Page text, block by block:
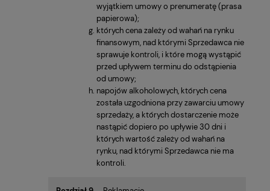
wyjątkiem umowy o prenumeratę (prasa
papierowa);
których cena zależy od wahań na rynku
finansowym, nad którymi Sprzedawca nie
sprawuje kontroli, i które mogą wystąpić
przed upływem terminu do odstąpienia
od umowy;
napojów alkoholowych, których cena
została uzgodniona przy zawarciu umowy
sprzedaży, a których dostarczenie może
nastąpić dopiero po upływie 30 dni i
których wartość zależy od wahań na
rynku, nad którymi Sprzedawca nie ma
kontroli.